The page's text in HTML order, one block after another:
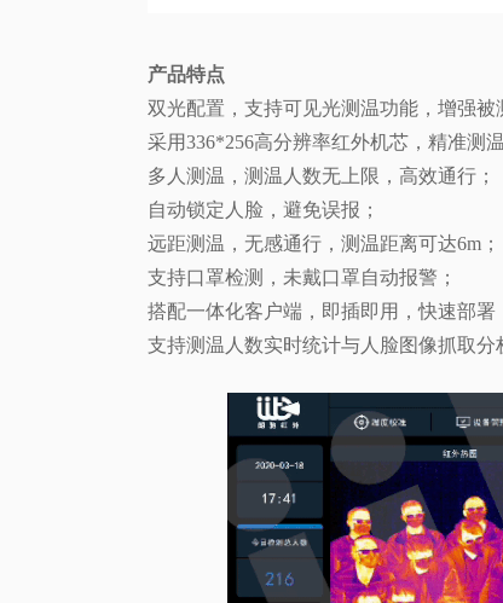
产品特点
双光配置，支持可见光测温功能，增强被
采用336*256高分辨率红外机芯，精准测
多人测温，测温人数无上限，高效通行；
自动锁定人脸，避免误报；
远距测温，无感通行，测温距离可达6m；
支持口罩检测，未戴口罩自动报警；
搭配一体化客户端，即插即用，快速部署
支持测温人数实时统计与人脸图像抓取分